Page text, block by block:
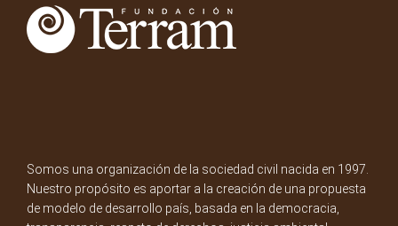
Somos una organización de la sociedad civil nacida en 1997.
Nuestro propósito es aportar a la creación de una propuesta
de modelo de desarrollo país, basada en la democracia,